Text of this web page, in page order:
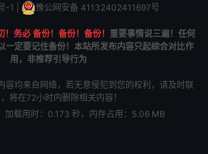
-1
豫公网安备 41132402411697号
务必 备份！备份！备份！ 重要事情说三遍！任何
一定要记住备份！本站所发布内容只起综合对比作
用，非推荐引导行为
容均来自网络，若无意侵犯到您的权利，请及时联
将在72小时内删除相关内容！
加载用时：0.173 秒，内存占用：5.06 MB